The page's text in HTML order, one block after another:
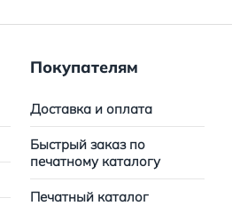
Покупателям
Доставка и оплата
Быстрый заказ по
печатному каталогу
Печатный каталог